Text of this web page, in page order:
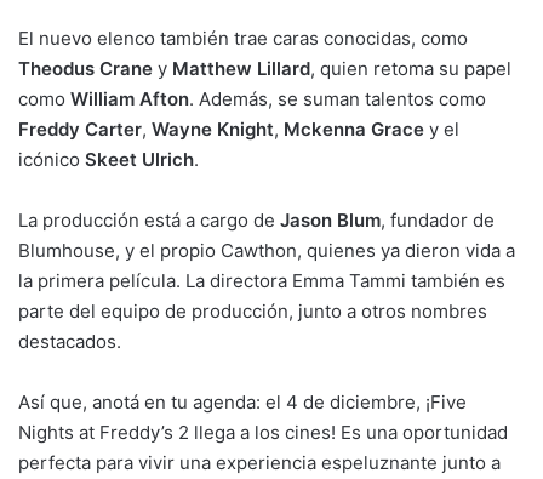
El nuevo elenco también trae caras conocidas, como
Theodus Crane y Matthew Lillard, quien retoma su papel
como William Afton. Además, se suman talentos como
Freddy Carter, Wayne Knight, Mckenna Grace y el
icónico Skeet Ulrich.
La producción está a cargo de Jason Blum, fundador de
Blumhouse, y el propio Cawthon, quienes ya dieron vida a
la primera película. La directora Emma Tammi también es
parte del equipo de producción, junto a otros nombres
destacados.
Así que, anotá en tu agenda: el 4 de diciembre, ¡Five
Nights at Freddy’s 2 llega a los cines! Es una oportunidad
perfecta para vivir una experiencia espeluznante junto a